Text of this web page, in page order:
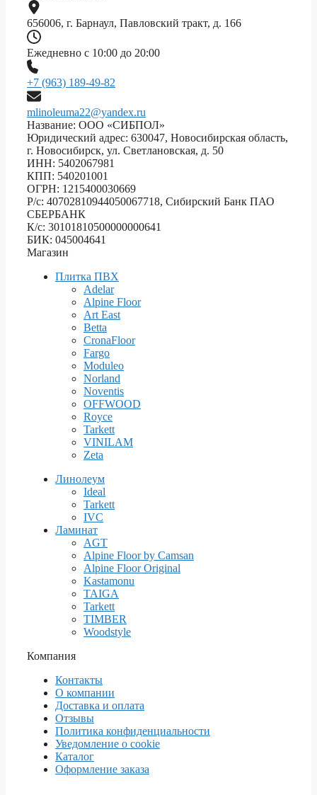
656006, г. Барнаул, Павловский тракт, д. 166
Ежедневно с 10:00 до 20:00
+7 (963) 189-49-82
mlinoleuma22@yandex.ru
Название: ООО «СИБПОЛ»
Юридический адрес: 630047, Новосибирская область,
г. Новосибирск, ул. Светлановская, д. 50
ИНН: 5402067981
КПП: 540201001
ОГРН: 1215400030669
Р/с: 40702810944050067718, Сибирский Банк ПАО
СБЕРБАНК
К/с: 30101810500000000641
БИК: 045004641
Магазин
Плитка ПВХ
Adelar
Alpine Floor
Art East
Betta
CronaFloor
Fargo
Moduleo
Norland
Noventis
OFFWOOD
Royce
Tarkett
VINILAM
Zeta
Линолеум
Ideal
Tarkett
IVC
Ламинат
AGT
Alpine Floor by Camsan
Alpine Floor Original
Kastamonu
TAIGA
Tarkett
TIMBER
Woodstyle
Компания
Контакты
О компании
Доставка и оплата
Отзывы
Политика конфиденциальности
Уведомление о cookie
Каталог
Оформление заказа